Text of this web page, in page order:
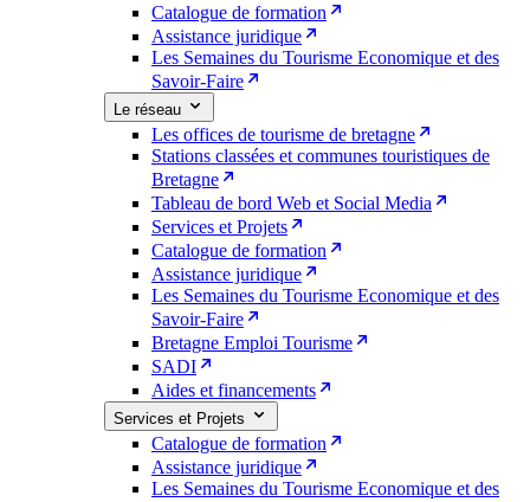
Catalogue de formation
Assistance juridique
Les Semaines du Tourisme Economique et des
Savoir-Faire
Le réseau
Les offices de tourisme de bretagne
Stations classées et communes touristiques de
Bretagne
Tableau de bord Web et Social Media
Services et Projets
Catalogue de formation
Assistance juridique
Les Semaines du Tourisme Economique et des
Savoir-Faire
Bretagne Emploi Tourisme
SADI
Aides et financements
Services et Projets
Catalogue de formation
Assistance juridique
Les Semaines du Tourisme Economique et des